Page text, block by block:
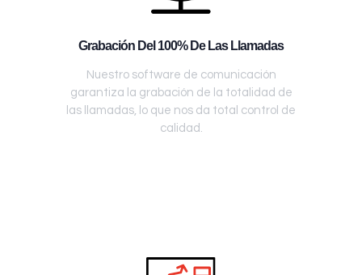
Grabación Del 100% De Las Llamadas
Nuestro software de comunicación
garantiza la grabación de la totalidad de
las llamadas, lo que nos da total control de
calidad.